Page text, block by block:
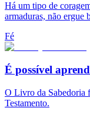
Há um tipo de
armaduras, não ergue
Fé
É possível
O Livro da Sabedoria
Testamento.